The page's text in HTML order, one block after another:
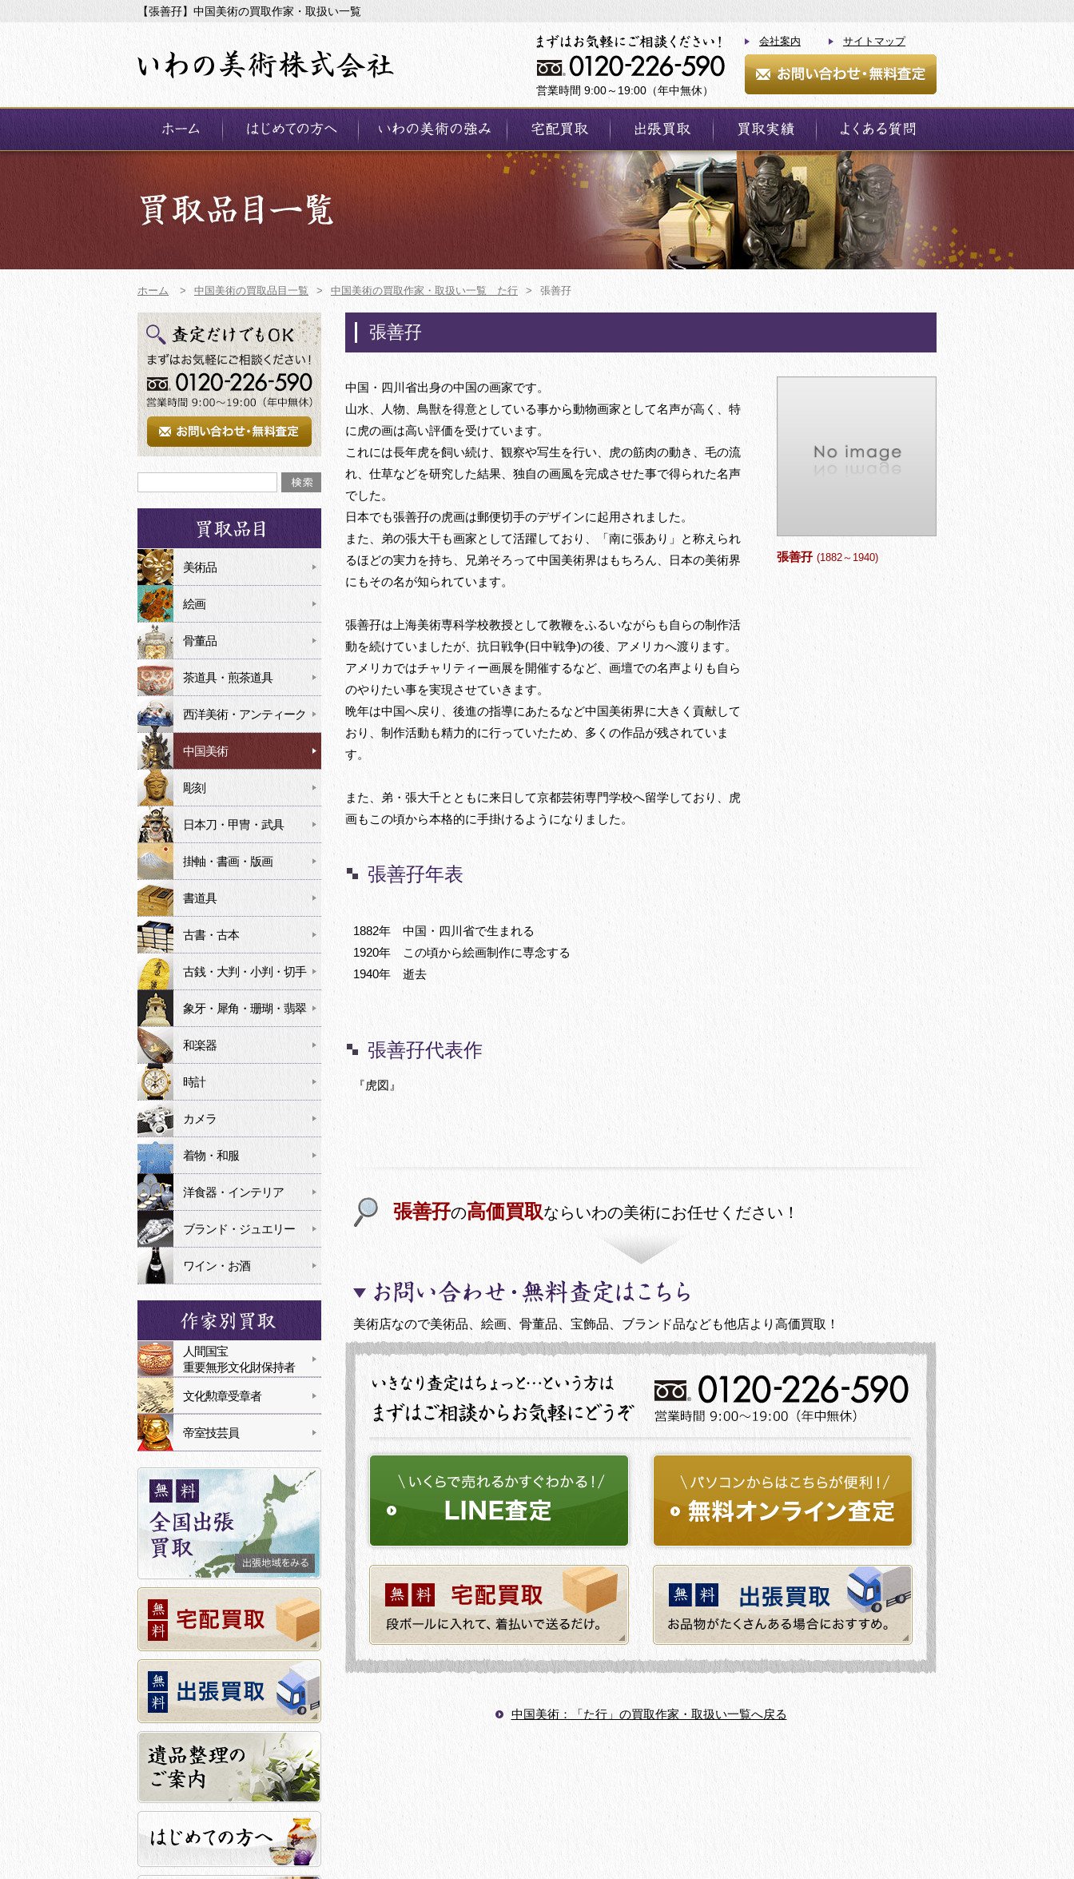
【張善孖】中国美術の買取作家・取扱い一覧
営業時間 9:00～19:00（年中無休）
会社案内 サイトマップ
ホーム > 中国美術の買取品目一覧 > 中国美術の買取作家・取扱い一覧 た行 > 張善孖
張善孖
張善孖 (1882～1940)
中国・四川省出身の中国の画家です。
山水、人物、鳥獣を得意としている事から動物画家として名声が高く、特
に虎の画は高い評価を受けています。
これには長年虎を飼い続け、観察や写生を行い、虎の筋肉の動き、毛の流
れ、仕草などを研究した結果、独自の画風を完成させた事で得られた名声
でした。
日本でも張善孖の虎画は郵便切手のデザインに起用されました。
また、弟の張大干も画家として活躍しており、「南に張あり」と称えられ
るほどの実力を持ち、兄弟そろって中国美術界はもちろん、日本の美術界
にもその名が知られています。
張善孖は上海美術専科学校教授として教鞭をふるいながらも自らの制作活
動を続けていましたが、抗日戦争(日中戦争)の後、アメリカへ渡ります。
アメリカではチャリティー画展を開催するなど、画壇での名声よりも自ら
のやりたい事を実現させていきます。
晩年は中国へ戻り、後進の指導にあたるなど中国美術界に大きく貢献して
おり、制作活動も精力的に行っていたため、多くの作品が残されていま
す。
また、弟・張大千とともに来日して京都芸術専門学校へ留学しており、虎
画もこの頃から本格的に手掛けるようになりました。
張善孖年表
1882年 中国・四川省で生まれる
1920年 この頃から絵画制作に専念する
1940年 逝去
張善孖代表作
『虎図』
張善孖の高価買取ならいわの美術にお任せください！
美術店なので美術品、絵画、骨董品、宝飾品、ブランド品なども他店より高価買取！
中国美術：「た行」の買取作家・取扱い一覧へ戻る
美術品
絵画
骨董品
茶道具・煎茶道具
西洋美術・アンティーク
中国美術
彫刻
日本刀・甲冑・武具
掛軸・書画・版画
書道具
古書・古本
古銭・大判・小判・切手
象牙・犀角・珊瑚・翡翠
和楽器
時計
カメラ
着物・和服
洋食器・インテリア
ブランド・ジュエリー
ワイン・お酒
人間国宝
重要無形文化財保持者
文化勲章受章者
帝室技芸員